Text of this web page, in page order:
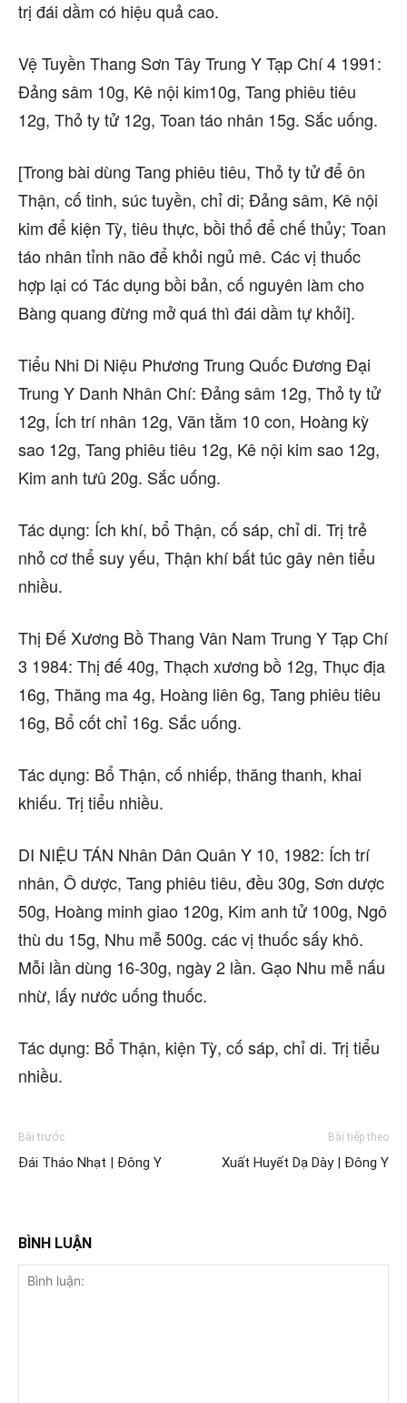
trị đái dầm có hiệu quả cao.
Vệ Tuyền Thang Sơn Tây Trung Y Tạp Chí 4 1991:
Đảng sâm 10g, Kê nội kim10g, Tang phiêu tiêu
12g, Thỏ ty tử 12g, Toan táo nhân 15g. Sắc uống.
[Trong bài dùng Tang phiêu tiêu, Thỏ ty tử để ôn
Thận, cố tinh, súc tuyền, chỉ di; Đảng sâm, Kê nội
kim để kiện Tỳ, tiêu thực, bồi thổ để chế thủy; Toan
táo nhân tỉnh não để khỏi ngủ mê. Các vị thuốc
hợp lại có Tác dụng bồi bản, cố nguyên làm cho
Bàng quang đừng mở quá thì đái dầm tự khỏi].
Tiểu Nhi Di Niệu Phương Trung Quốc Đương Đại
Trung Y Danh Nhân Chí: Đảng sâm 12g, Thỏ ty tử
12g, Ích trí nhân 12g, Vãn tằm 10 con, Hoàng kỳ
sao 12g, Tang phiêu tiêu 12g, Kê nội kim sao 12g,
Kim anh tưû 20g. Sắc uống.
Tác dụng: Ích khí, bổ Thận, cố sáp, chỉ di. Trị trẻ
nhỏ cơ thể suy yếu, Thận khí bất túc gây nên tiểu
nhiều.
Thị Đế Xương Bồ Thang Vân Nam Trung Y Tạp Chí
3 1984: Thị đế 40g, Thạch xương bồ 12g, Thục địa
16g, Thăng ma 4g, Hoàng liên 6g, Tang phiêu tiêu
16g, Bổ cốt chỉ 16g. Sắc uống.
Tác dụng: Bổ Thận, cố nhiếp, thăng thanh, khai
khiếu. Trị tiểu nhiều.
DI NIỆU TÁN Nhân Dân Quân Y 10, 1982: Ích trí
nhân, Ô dược, Tang phiêu tiêu, đều 30g, Sơn dược
50g, Hoàng minh giao 120g, Kim anh tử 100g, Ngô
thù du 15g, Nhu mễ 500g. các vị thuốc sấy khô.
Mỗi lần dùng 16-30g, ngày 2 lần. Gạo Nhu mễ nấu
nhừ, lấy nước uống thuốc.
Tác dụng: Bổ Thận, kiện Tỳ, cố sáp, chỉ di. Trị tiểu
nhiều.
Bài trước
Đái Tháo Nhạt | Đông Y
Bài tiếp theo
Xuất Huyết Dạ Dày | Đông Y
BÌNH LUẬN